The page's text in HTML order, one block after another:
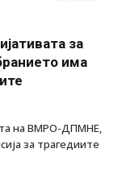
за
има
на ВМРО-ДПМНЕ,
за трагедиите